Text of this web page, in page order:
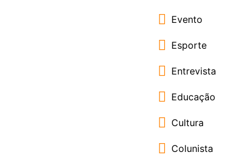
Evento
Esporte
Entrevista
Educação
Cultura
Colunista